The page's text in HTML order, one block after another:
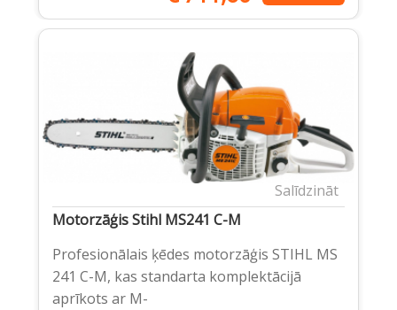
Salīdzināt
Motorzāģis Stihl MS241 C-M
Profesionālais ķēdes motorzāģis STIHL MS
241 C-M, kas standarta komplektācijā
aprīkots ar M-